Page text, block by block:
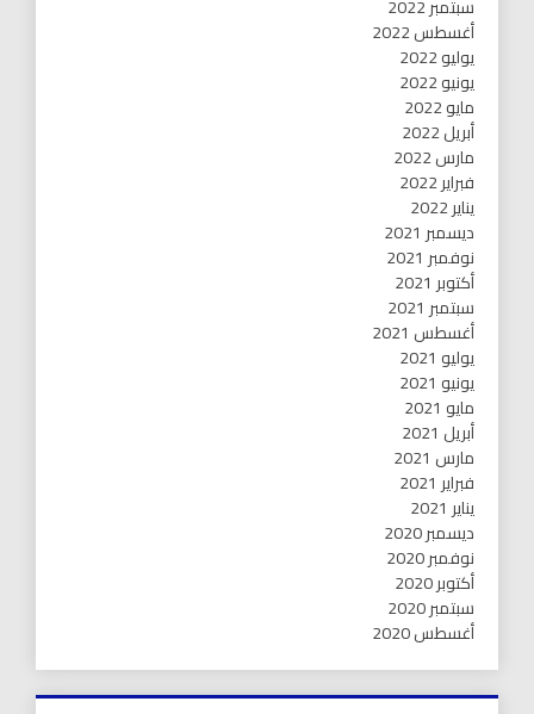
سبتمبر 2022
أغسطس 2022
يوليو 2022
يونيو 2022
مايو 2022
أبريل 2022
مارس 2022
فبراير 2022
يناير 2022
ديسمبر 2021
نوفمبر 2021
أكتوبر 2021
سبتمبر 2021
أغسطس 2021
يوليو 2021
يونيو 2021
مايو 2021
أبريل 2021
مارس 2021
فبراير 2021
يناير 2021
ديسمبر 2020
نوفمبر 2020
أكتوبر 2020
سبتمبر 2020
أغسطس 2020